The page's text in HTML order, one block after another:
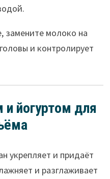
замените молоко на
и контролирует
йогуртом для
укрепляет и придаёт
и разглаживает